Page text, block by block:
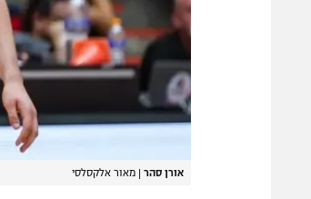
אורן סהר | מאור אלקסלסי